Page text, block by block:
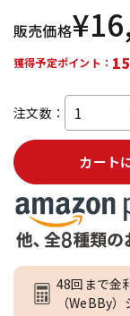
販売価格¥
獲得予定ポイント：
注文数：
カート
48回まで金
（WeBBy